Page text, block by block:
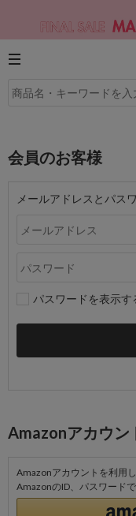
会員のお客様
メールアドレスとパス
パスワードを表示す
Amazonアカウン
Amazonアカウントを利用
AmazonのID、パスワード